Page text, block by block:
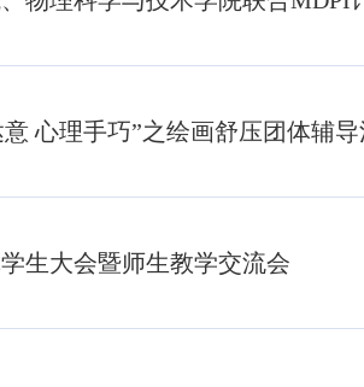
心理手巧”之绘画舒压团体辅
生大会暨师生教学交流会